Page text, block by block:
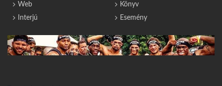
Web
Interjú
Könyv
Esemény